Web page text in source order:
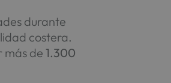
durante
costera.
más de1.300